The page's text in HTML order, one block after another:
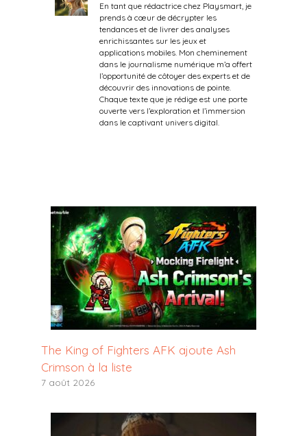
En tant que rédactrice chez Playsmart, je
prends à cœur de décrypter les
tendances et de livrer des analyses
enrichissantes sur les jeux et
applications mobiles. Mon cheminement
dans le journalisme numérique m’a offert
l’opportunité de côtoyer des experts et de
découvrir des innovations de pointe.
Chaque texte que je rédige est une porte
ouverte vers l’exploration et l’immersion
dans le captivant univers digital.
The King of Fighters AFK ajoute Ash
Crimson à la liste
7 août 2026